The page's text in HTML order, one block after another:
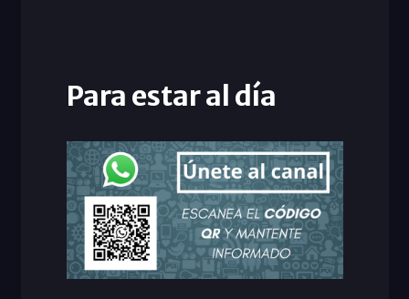
Para estar al día